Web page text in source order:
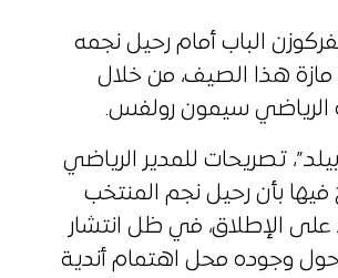
الباب أمام رحيل نجمه
مازة هذا الصيف، من خلال
الرياضي سيمون رولفس.
تصريحات للمدير الرياضي
فيها بأن رحيل نجم المنتخب
على الإطلاق، في ظل انتشار
وجوده محل اهتمام أندية